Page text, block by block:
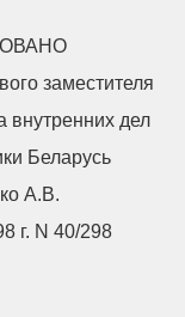
заместителя
внутренних дел
Беларусь
А.В.
г. N 40/298